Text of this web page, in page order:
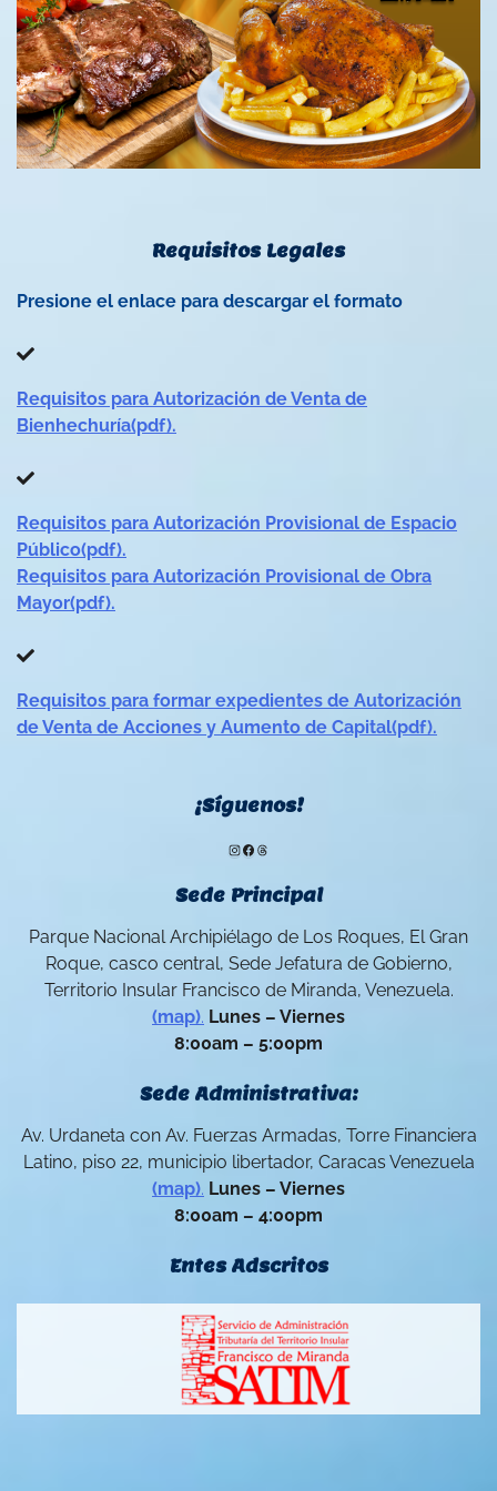
Requisitos Legales
Presione el enlace para descargar el formato
Requisitos para Autorización de Venta de
Bienhechuría(pdf).
Requisitos para Autorización Provisional de Espacio
Público(pdf).
Requisitos para Autorización Provisional de Obra
Mayor(pdf).
Requisitos para formar expedientes de Autorización
de Venta de Acciones y Aumento de Capital(pdf).
¡Síguenos!
Instagram
Facebook
Threads
Sede Principal
Parque Nacional Archipiélago de Los Roques, El Gran
Roque, casco central, Sede Jefatura de Gobierno,
Territorio Insular Francisco de Miranda, Venezuela.
(map). Lunes – Viernes
8:00am – 5:00pm
Sede Administrativa:
Av. Urdaneta con Av. Fuerzas Armadas, Torre Financiera
Latino, piso 22, municipio libertador, Caracas Venezuela
(map). Lunes – Viernes
8:00am – 4:00pm
Entes Adscritos